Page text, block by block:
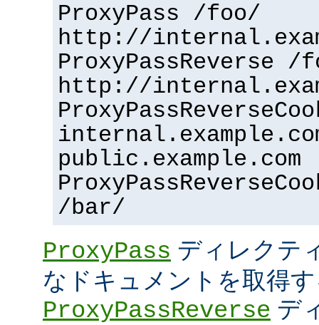
ProxyPass /foo/
http://
ProxyPassReverse /
http://
public.example.com
/bar/
ProxyPass ディレクテ
なドキュメントを取得
ProxyPassReverse デ